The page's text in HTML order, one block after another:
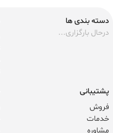
دسته بندی ها
درحال بارگزاری...
پشتیبانی
فروش
خدمات
مشاوره